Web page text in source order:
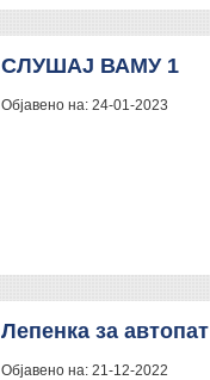
СЛУШАЈ ВАМУ 1
Објавено на: 24-01-2023
Лепенка за автопат
Објавено на: 21-12-2022